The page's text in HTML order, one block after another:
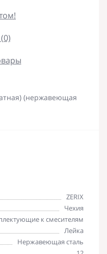
(нержавеющая
ZERIX
Чехия
к смесителям
Лейка
Нержавеющая сталь